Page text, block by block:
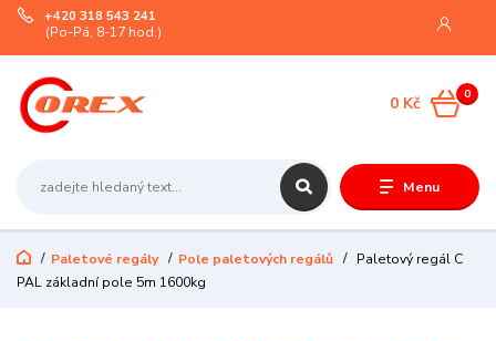
Menu
+420 318 543 241
(Po-Pá, 8-17 hod.)
0
0 Kč
Paletové regály Pole paletových regálů
Paletový regál C
PAL základní pole 5m 1600kg